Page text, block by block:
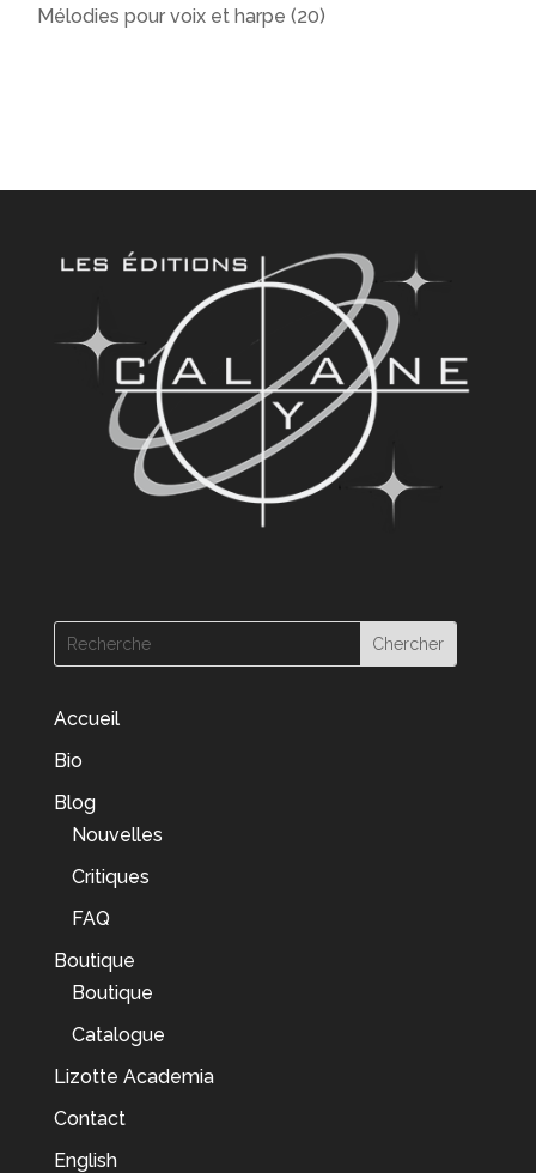
Mélodies pour voix et harpe (20)
Accueil
Bio
Blog
Nouvelles
Critiques
FAQ
Boutique
Boutique
Catalogue
Lizotte Academia
Contact
English